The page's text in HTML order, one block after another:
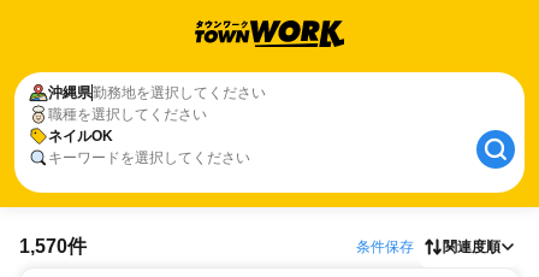
沖縄県勤務地を選択してください
職種を選択してください
ネイルOK
キーワードを選択してください
1,570件 条件保存 関連度順